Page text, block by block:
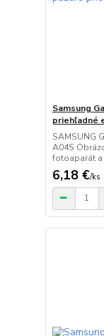
Samsung
priehľadné
SAMSUNG
A04S
fotoaparát
6,18 €/ks